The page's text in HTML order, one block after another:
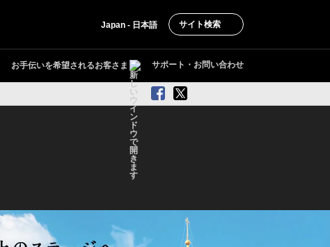
Japan - 日本語 サイト検索
お手伝いを希望されるお客さま サポート・お問い合わせ